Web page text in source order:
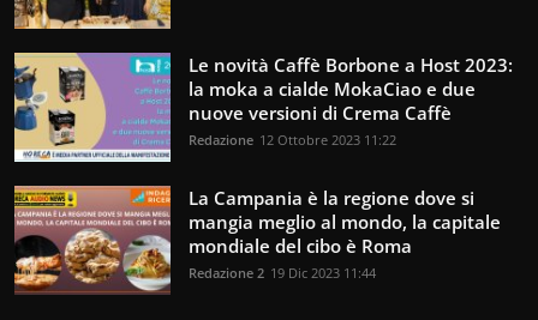
Le novità Caffè Borbone a Host 2023:
la moka a cialde MokaCiao e due
nuove versioni di Crema Caffè
Redazione 12 Ottobre 2023 11:22
La Campania è la regione dove si
mangia meglio al mondo, la capitale
mondiale del cibo è Roma
Redazione 2 19 Dic 2023 11:44